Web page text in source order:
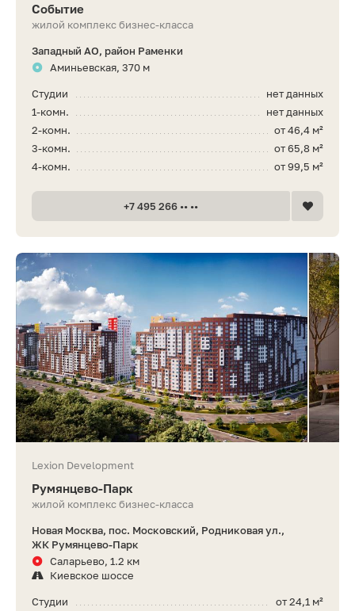
Событие
жилой комплекс бизнес-класса
Западный АО, район Раменки
Аминьевская, 370 м
нет данных
Студии
нет данных
1-комн.
от 46,4 м²
2-комн.
от 65,8 м²
3-комн.
от 99,5 м²
4-комн.
+7 495 266 •• ••
Lexion Development
Румянцево-Парк
жилой комплекс бизнес-класса
Новая Москва, пос. Московский, Родниковая ул.,
ЖК Румянцево-Парк
Саларьево, 1.2 км
Киевское шоссе
от 24,1 м²
Студии